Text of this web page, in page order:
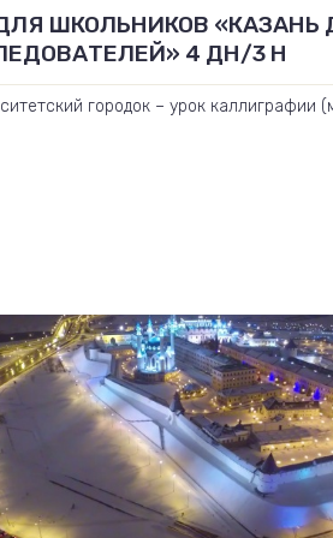
ШКОЛЬНИКОВ «КАЗАНЬ
4 ДН/3 Н
городок – урок каллиграфии